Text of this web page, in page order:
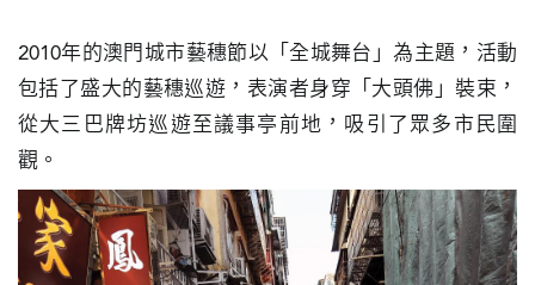
門
搜
索
古
2010年的澳門城市藝穗節以「全城舞台」為主題，活動
包括了盛大的藝穗巡遊，表演者身穿「大頭佛」裝束，
從大三巴牌坊巡遊至議事亭前地，吸引了眾多市民圍
觀。